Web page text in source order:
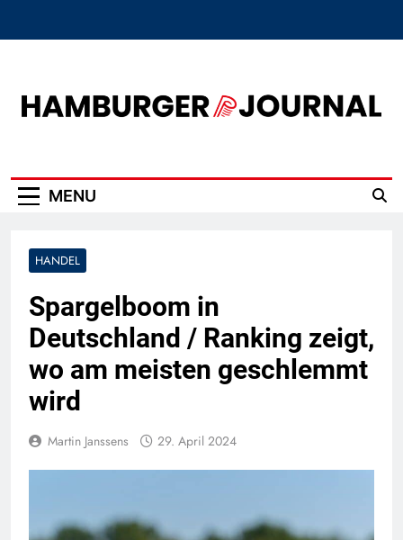
MENU
HANDEL
Spargelboom in
Deutschland / Ranking zeigt,
wo am meisten geschlemmt
wird
Martin Janssens 29. April 2024